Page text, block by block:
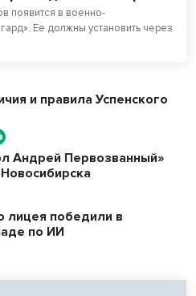
появится в военно-
Ее должны установить через
и правила Успенского
Андрей Первозванный»
лицея победили в
по ИИ